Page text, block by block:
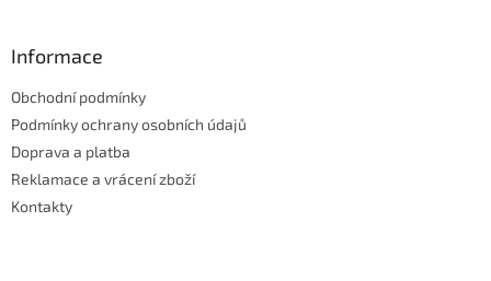
Informace
Obchodní podmínky
Podmínky ochrany osobních údajů
Doprava a platba
Reklamace a vrácení zboží
Kontakty